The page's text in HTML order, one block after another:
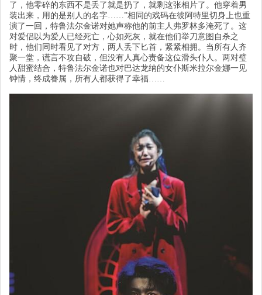
了，他零碎的东西不是丢了就是扔了，就剩这张相片了。他穿着男
装出来，用的是别人的名字……”相同的戏码在彼阿特里切身上也重
演了一回，特鲁法尔金诺对她声称他的前主人弗罗林多淹死了。这
对爱侣以为爱人已经死亡，心如死灰，就在他们举刀意图自杀之
时，他们同时看见了对方，两人丢下匕首，紧紧相拥。当所有人齐
聚一堂，谎言不攻自破，但没有人真心责备这位滑头仆人。两对璧
人甜蜜结合，特鲁法尔金诺也对巴达龙纳的女仆斯米拉尔金娜一见
钟情，终成眷属，所有人都获得了幸福……